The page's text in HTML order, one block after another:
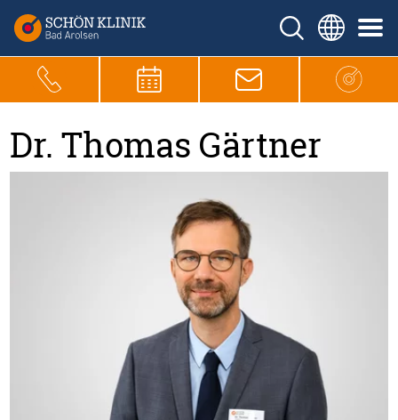
Dr. Thomas Gärtner